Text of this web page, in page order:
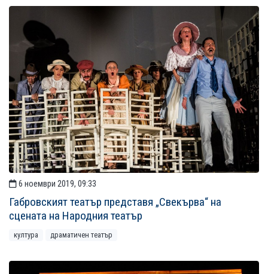
6 ноември 2019, 09:33
Габровският театър представя „Свекърва“ на
сцената на Народния театър
култура драматичен театър